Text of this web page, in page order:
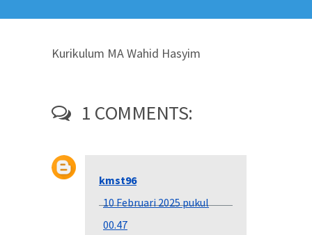
Kurikulum MA Wahid Hasyim
1 COMMENTS:
kmst96
10 Februari 2025 pukul
00.47